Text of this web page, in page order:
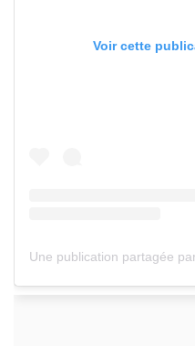
Voir cette